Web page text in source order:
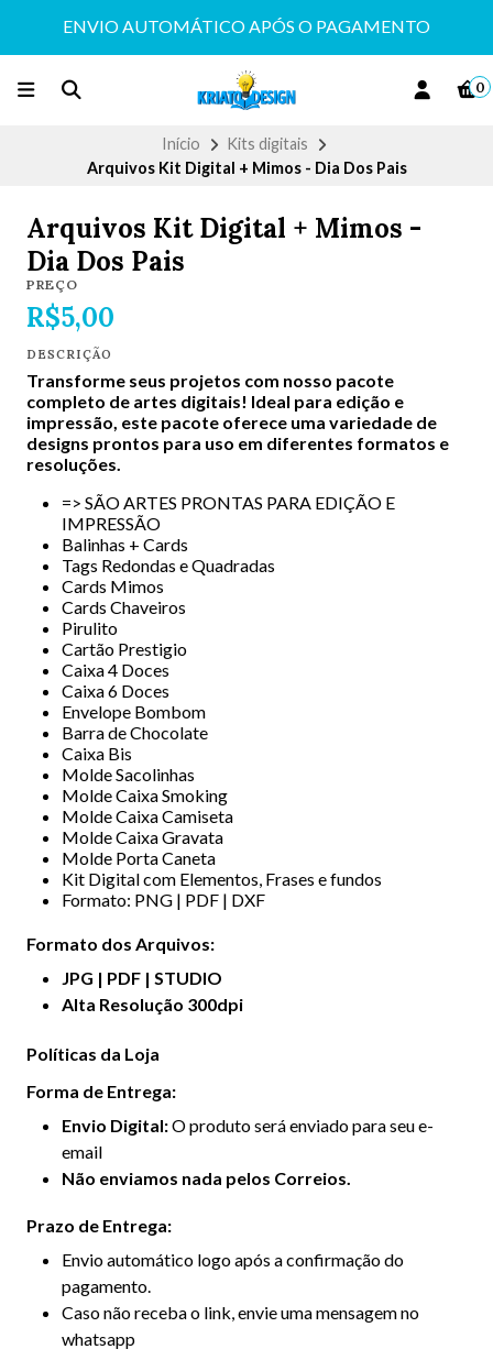
ENVIO AUTOMÁTICO APÓS O PAGAMENTO
0
Início
Kits digitais
Arquivos Kit Digital + Mimos - Dia Dos Pais
Arquivos Kit Digital + Mimos -
Dia Dos Pais
PREÇO
R$5,00
DESCRIÇÃO
Transforme seus projetos com nosso pacote
completo de artes digitais! Ideal para edição e
impressão, este pacote oferece uma variedade de
designs prontos para uso em diferentes formatos e
resoluções.
=> SÃO ARTES PRONTAS PARA EDIÇÃO E
IMPRESSÃO
Balinhas + Cards
Tags Redondas e Quadradas
Cards Mimos
Cards Chaveiros
Pirulito
Cartão Prestigio
Caixa 4 Doces
Caixa 6 Doces
Envelope Bombom
Barra de Chocolate
Caixa Bis
Molde Sacolinhas
Molde Caixa Smoking
Molde Caixa Camiseta
Molde Caixa Gravata
Molde Porta Caneta
Kit Digital com Elementos, Frases e fundos
Formato: PNG | PDF | DXF
Formato dos Arquivos:
JPG | PDF | STUDIO
Alta Resolução 300dpi
Políticas da Loja
Forma de Entrega:
Envio Digital:O produto será enviado para seu e-
email
Não enviamos nada pelos Correios.
Prazo de Entrega:
Envio automático logo após a confirmação do
pagamento.
Caso não receba o link, envie uma mensagem no
whatsapp